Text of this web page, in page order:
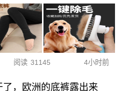
阅读 31145 4小时前
了，欧洲的底裤露出来